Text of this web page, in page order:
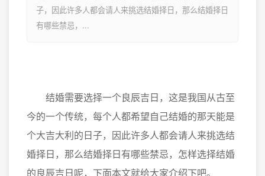
子，因此许多人都会请人来挑选结婚择日，那么结婚择日
有哪些禁忌，...
结婚需要选择一个良辰吉日，这是我国从古至
今的一个传统，每个人都希望自己结婚的那天能是
个大吉大利的日子，因此许多人都会请人来挑选结
婚择日，那么结婚择日有哪些禁忌，怎样选择结婚
的良辰吉日呢，下面本文就给大家介绍下吧。